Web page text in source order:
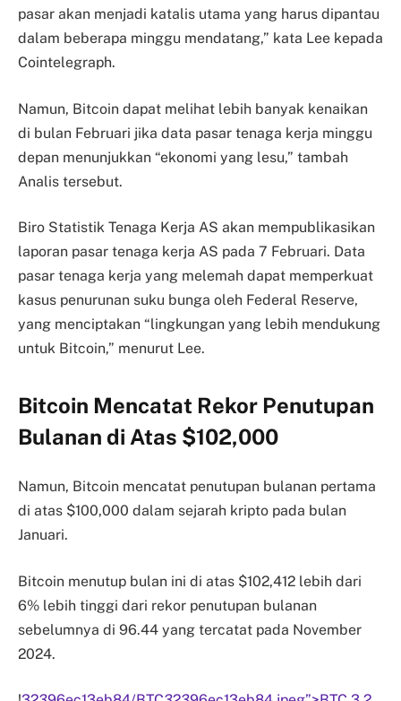
pasar akan menjadi katalis utama yang harus dipantau
dalam beberapa minggu mendatang,” kata Lee kepada
Cointelegraph.
Namun, Bitcoin dapat melihat lebih banyak kenaikan
di bulan Februari jika data pasar tenaga kerja minggu
depan menunjukkan “ekonomi yang lesu,” tambah
Analis tersebut.
Biro Statistik Tenaga Kerja AS akan mempublikasikan
laporan pasar tenaga kerja AS pada 7 Februari. Data
pasar tenaga kerja yang melemah dapat memperkuat
kasus penurunan suku bunga oleh Federal Reserve,
yang menciptakan “lingkungan yang lebih mendukung
untuk Bitcoin,” menurut Lee.
Bitcoin Mencatat Rekor Penutupan
Bulanan di Atas $102,000
Namun, Bitcoin mencatat penutupan bulanan pertama
di atas $100,000 dalam sejarah kripto pada bulan
Januari.
Bitcoin menutup bulan ini di atas $102,412 lebih dari
6% lebih tinggi dari rekor penutupan bulanan
sebelumnya di 96.44 yang tercatat pada November
2024.